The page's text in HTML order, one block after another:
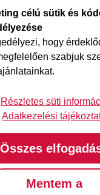
célú sütik és
hogy
szabjuk
Részletes süti
Adatkezelési
Összes
Mentem a
Zrt.
55-57.
Jogi